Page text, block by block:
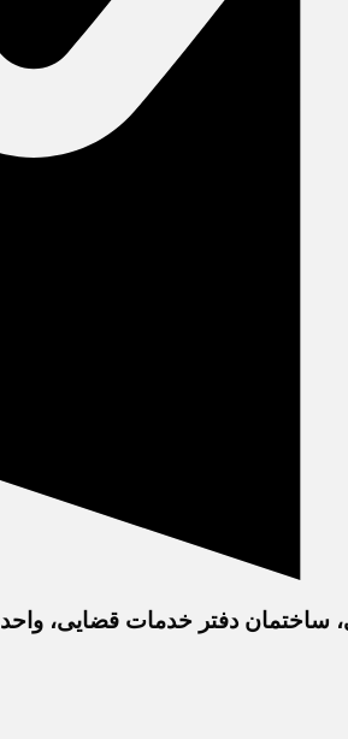
خدمات قضایی، واحد 6. تلفن:02144097162